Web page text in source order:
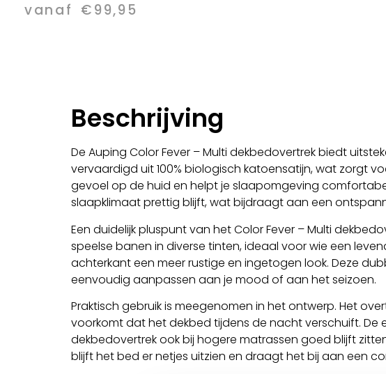
vanaf €99,95
Beschrijving
De Auping Color Fever – Multi dekbedovertrek biedt
vervaardigd uit 100% biologisch katoensatijn, wat zorgt
gevoel op de huid en helpt je slaapomgeving
slaapklimaat prettig blijft, wat bijdraagt aan een
Een duidelijk pluspunt van het Color Fever – Multi
speelse banen in diverse tinten, ideaal voor wie een
achterkant een meer rustige en ingetogen look. Deze
eenvoudig aanpassen aan je mood of aan het seizoen.
Praktisch gebruik is meegenomen in het ontwerp. Het
voorkomt dat het dekbed tijdens de nacht verschuift.
dekbedovertrek ook bij hogere matrassen goed blijft
blijft het bed er netjes uitzien en draagt het bij aan een